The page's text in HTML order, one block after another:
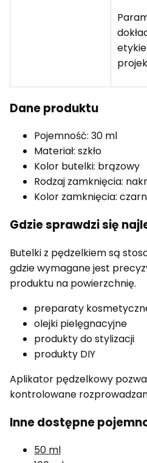
Dane produktu
Pojemność: 30 ml
Materiał: szkło
Kolor butelki: brązowy
Rodzaj zamknięcia:
Kolor zamknięcia:
Gdzie sprawdzi się
Butelki z pędzelkiem są
gdzie wymagane jest
produktu na powierzchnię.
preparaty
olejki pielęgnacyjne
produkty do stylizacji
produkty DIY
Aplikator pędzelkowy
kontrolowane
Inne dostępne
50 ml